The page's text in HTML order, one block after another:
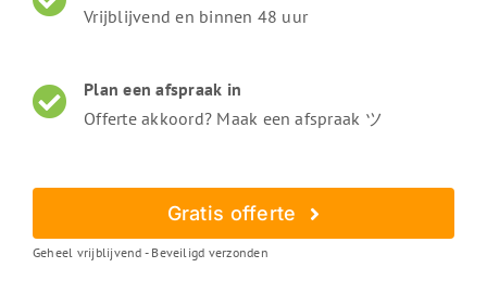
Vrijblijvend en binnen 48 uur
Plan een afspraak in
Offerte akkoord? Maak een afspraak ツ
Gratis offerte
Geheel vrijblijvend - Beveiligd verzonden